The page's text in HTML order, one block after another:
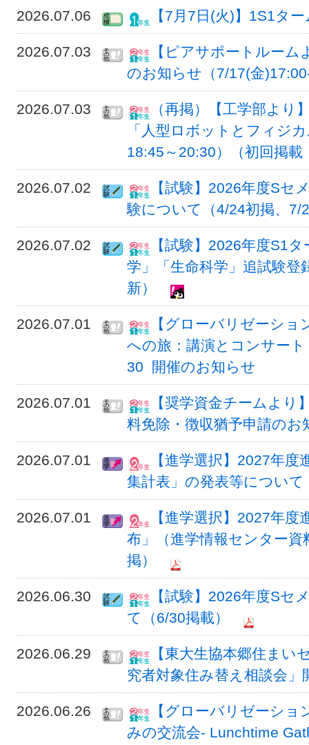
2026.07.06 【7月7日(火)】1S1タ
2026.07.03
【ピアサポートルー
のお知らせ（7/17(金
2026.07.03
（再掲）【工学部より
「人型ロボットとフィジ
18:45～20:30）（初回掲載
2026.07.02
【試験】2026年度Sセ
験について（4/24初掲、7/
2026.07.02
【試験】2026年度S1
学」「生命科学」追試験
新）
2026.07.01
【グローバリゼーシ
への旅：講演とコンサー
30 開催のお知らせ
2026.07.01
【奨学資金チームよ
料免除・徴収猶予申請のお
2026.07.01
【進学選択】2027年
集計表」の発表等について
2026.07.01
【進学選択】2027年
布」（進学情報センター
掲）
2026.06.30
【試験】2026年度S
て（6/30掲載）
2026.06.29
【東大生協本郷住まい
究者対象住み替え相談会」
2026.06.26
【グローバリゼーシ
みの交流会- Lunchtime